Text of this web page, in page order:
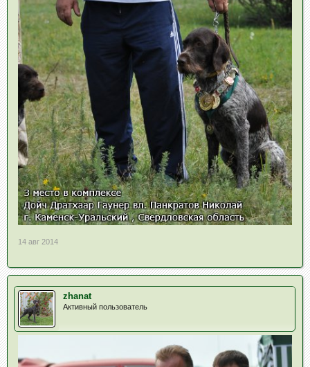
14 авг 2014
zhanat
Активный пользователь